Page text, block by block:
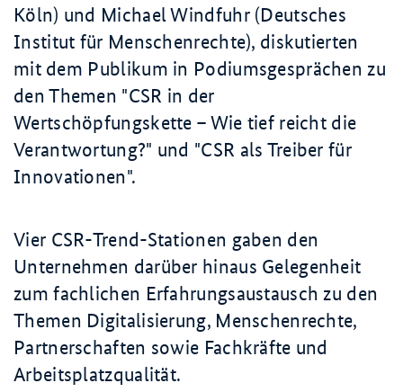
Köln) und Michael Windfuhr (Deutsches
Institut für Menschenrechte), diskutierten
mit dem Publikum in Podiumsgesprächen zu
den Themen "CSR in der
Wertschöpfungskette – Wie tief reicht die
Verantwortung?" und "CSR als Treiber für
Innovationen".
Vier CSR-Trend-Stationen gaben den
Unternehmen darüber hinaus Gelegenheit
zum fachlichen Erfahrungsaustausch zu den
Themen Digitalisierung, Menschenrechte,
Partnerschaften sowie Fachkräfte und
Arbeitsplatzqualität.